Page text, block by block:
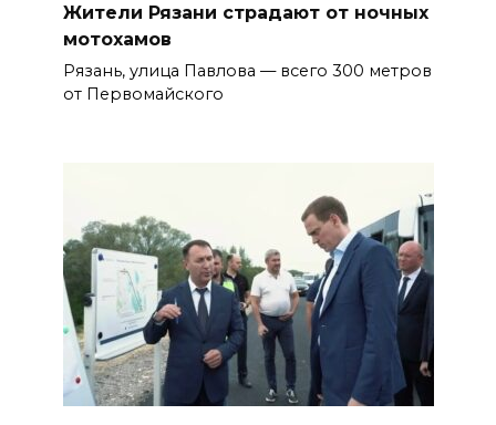
Жители Рязани страдают от ночных
мотохамов
Рязань, улица Павлова — всего 300 метров
от Первомайского